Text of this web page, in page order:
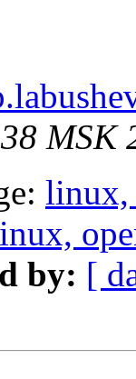
MSK
linux,
by: [